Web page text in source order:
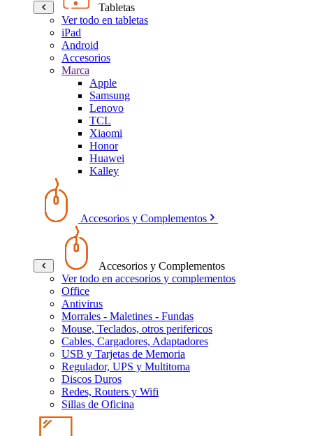
Tabletas
Ver todo en tabletas
iPad
Android
Accesorios
Marca
Apple
Samsung
Lenovo
TCL
Xiaomi
Honor
Huawei
Kalley
Accesorios y Complementos
Accesorios y Complementos
Ver todo en accesorios y complementos
Office
Antivirus
Morrales - Maletines - Fundas
Mouse, Teclados, otros perifericos
Cables, Cargadores, Adaptadores
USB y Tarjetas de Memoria
Regulador, UPS y Multitoma
Discos Duros
Redes, Routers y Wifi
Sillas de Oficina